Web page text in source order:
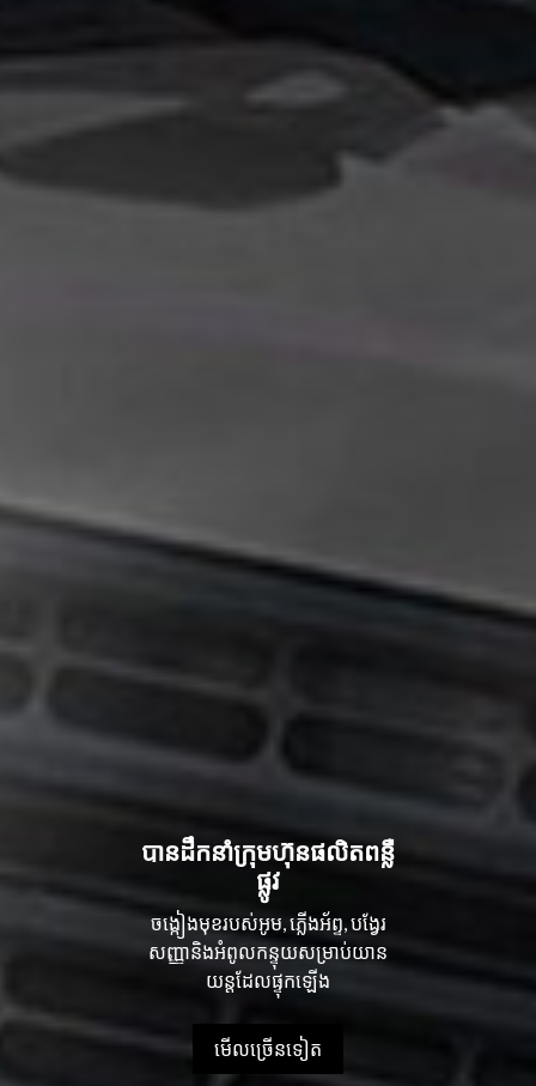
បានដឹកនាំក្រុមហ៊ុនផលិតពន្លឺ
ផ្លូវ
ចង្កៀងមុខរបស់អូម, ភ្លើងអ័ព្ទ, បង្វែរ
សញ្ញានិងអំពូលកន្ទុយសម្រាប់យាន
យន្តដែលផ្ទុកឡើង
មើលច្រើនទៀត